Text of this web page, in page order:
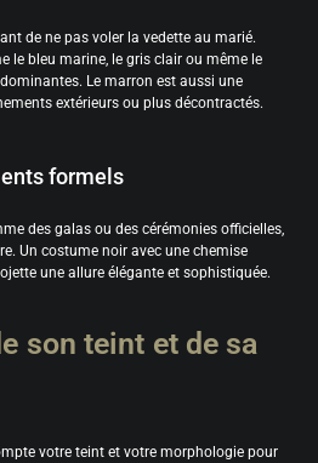
de ne pas voler la vedette au marié.
le bleu marine, le gris clair ou même le
Le marron est aussi une
extérieurs ou plus décontractés.
formels
des galas ou des cérémonies officielles,
Un costume noir avec une chemise
une allure élégante et sophistiquée.
son teint et de sa
votre teint et votre morphologie pour